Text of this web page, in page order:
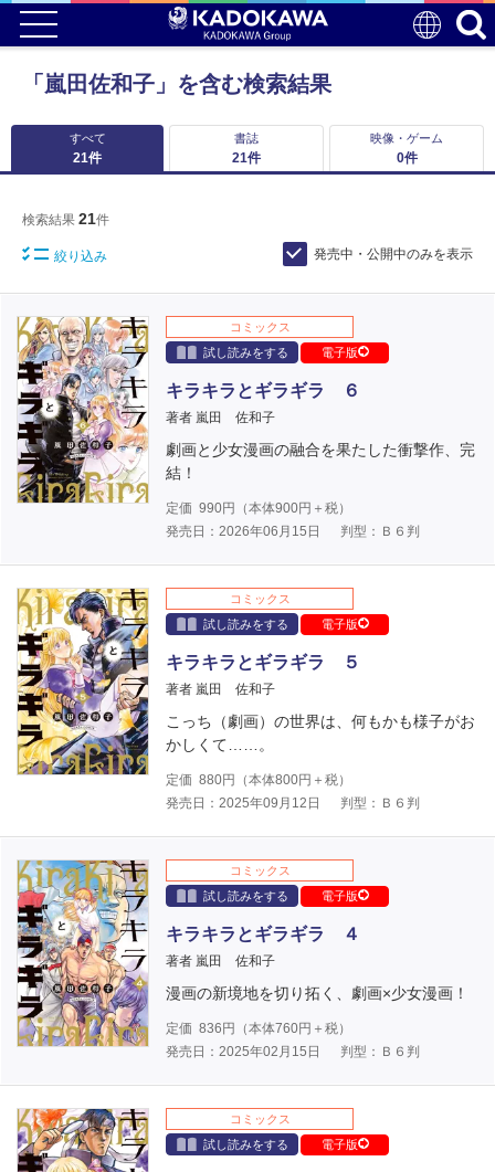
「嵐田佐和子」を含む検索結果
すべて
21件
書誌
21件
映像・ゲーム
0件
検索結果 21件
絞り込み 発売中・公開中のみを表示
コミックス
試し読みをする
電子版
キラキラとギラギラ ６
著者 嵐田 佐和子
劇画と少女漫画の融合を果たした衝撃作、完
結！
定価 990円（本体900円＋税）
発売日：2026年06月15日
判型：Ｂ６判
コミックス
試し読みをする
電子版
キラキラとギラギラ ５
著者 嵐田 佐和子
こっち（劇画）の世界は、何もかも様子がお
かしくて……。
定価 880円（本体800円＋税）
発売日：2025年09月12日
判型：Ｂ６判
コミックス
試し読みをする
電子版
キラキラとギラギラ ４
著者 嵐田 佐和子
漫画の新境地を切り拓く、劇画×少女漫画！
定価 836 円（本体760円＋税）
発売日：2025年02月15日
判型：Ｂ６判
コミックス
試し読みをする
電子版